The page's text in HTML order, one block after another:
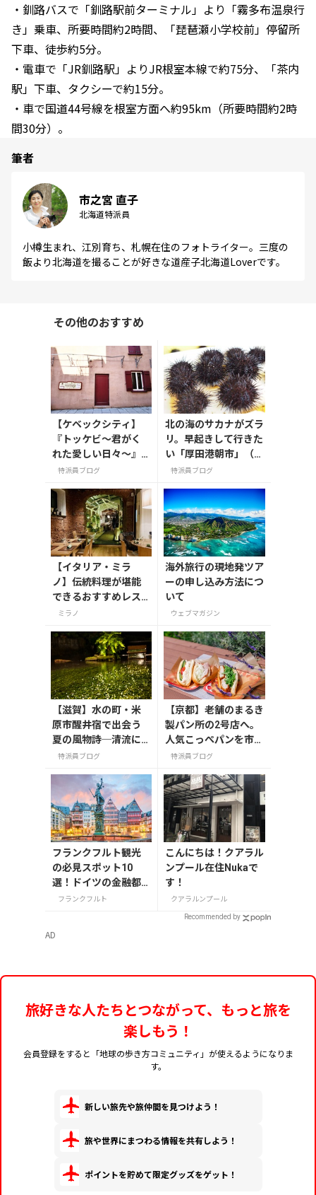
・釧路バスで「釧路駅前ターミナル」より「霧多布温泉行
き」乗車、所要時間約2時間、「琵琶瀬小学校前」停留所
下車、徒歩約5分。
・電車で「JR釧路駅」よりJR根室本線で約75分、「茶内
駅」下車、タクシーで約15分。
・車で国道44号線を根室方面へ約95km（所要時間約2時
間30分）。
筆者
市之宮 直子
北海道特派員
小樽生まれ、江別育ち、札幌在住のフォトライター。三度の
飯より北海道を撮ることが好きな道産子北海道Loverです。
その他のおすすめ
【ケベックシティ】
『トッケビ〜君がく
れた愛しい日々〜』
の撮影地を訪ねて
特派員ブログ
北の海のサカナがズラ
リ。早起きして行きた
い「厚田港朝市」（北
海道石狩市）
特派員ブログ
【イタリア・ミラ
ノ】伝統料理が堪能
できるおすすめレス
トラン3選
ミラノ
海外旅行の現地発ツア
ーの申し込み方法につ
いて
ウェブマガジン
【滋賀】水の町・米
原市醒井宿で出会う
夏の風物詩─清流に
揺れる梅花藻（8/24
特派員ブログ
【京都】老舗のまるき
製パン所の2号店へ。
人気こっぺパンを市役
所で味わう
特派員ブログ
フランクフルト観光
の必見スポット10
選！ドイツの金融都
市で歴史感じる街歩
フランクフルト
こんにちは！クアラル
ンプール在住Nukaで
す！
クアラルンプール
Recommended by
AD
旅好きな人たちとつながって、もっと旅を
楽しもう！
会員登録をすると「地球の歩き方コミュニティ」が使えるようになりま
す。
新しい旅先や旅仲間を見つけよう！
旅や世界にまつわる情報を共有しよう！
ポイントを貯めて限定グッズをゲット！